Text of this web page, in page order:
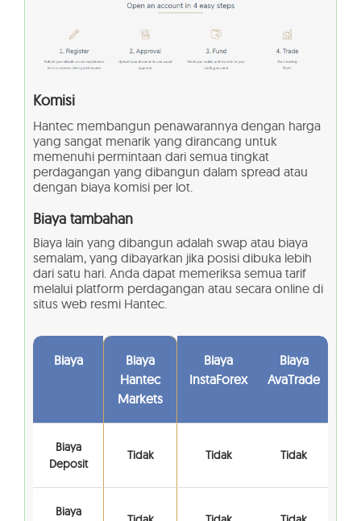
Komisi
Hantec membangun penawarannya dengan harga
yang sangat menarik yang dirancang untuk
memenuhi permintaan dari semua tingkat
perdagangan yang dibangun dalam spread atau
dengan biaya komisi per lot.
Biaya tambahan
Biaya lain yang dibangun adalah swap atau biaya
semalam, yang dibayarkan jika posisi dibuka lebih
dari satu hari. Anda dapat memeriksa semua tarif
melalui platform perdagangan atau secara online di
situs web resmi Hantec.
Biaya
Biaya
Hantec
Markets
Biaya
InstaForex
Biaya
AvaTrade
Biaya
Deposit
Tidak Tidak Tidak
Biaya